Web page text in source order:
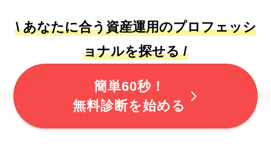
\ あなたに合う資産運用のプロフェッシ
ョナルを探せる /
簡単60秒！
無料診断を始める